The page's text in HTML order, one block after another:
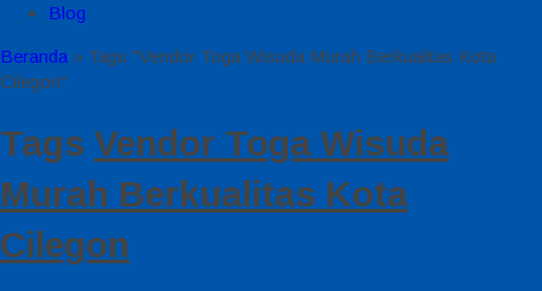
Blog
Beranda » Tags "Vendor Toga Wisuda Murah Berkualitas Kota
Cilegon"
Tags Vendor Toga Wisuda
Murah Berkualitas Kota
Cilegon